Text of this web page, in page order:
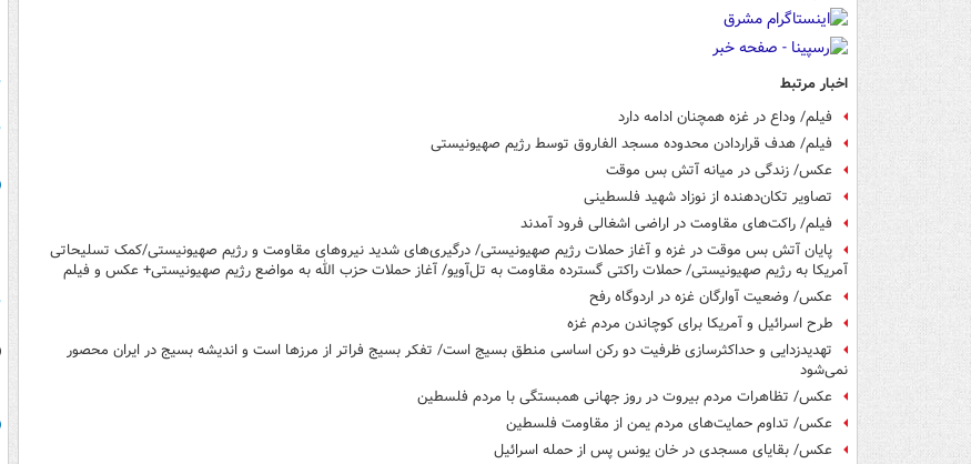
اخبار مرتبط
فیلم/ وداع در غزه همچنان ادامه دارد
فیلم/ هدف قراردادن محدوده مسجد الفاروق توسط رژیم صهیونیستی
عکس/ زندگی در میانه آتش بس موقت
تصاویر تکان‌دهنده از نوزاد شهید فلسطینی
فیلم/ راکت‌های مقاومت در اراضی اشغالی فرود آمدند
پایان آتش بس موقت در غزه و آغاز حملات رژیم صهیونیستی/ درگیری‌های شدید نیروهای مقاومت و رژیم صهیونیستی/کمک تسلیحاتی
آمریکا به رژیم صهیونیستی/ حملات راکتی گسترده مقاومت به تل‌آویو/ آغاز حملات حزب الله به مواضع رژیم صهیونیستی+ عکس و فیلم
عکس/ وضعیت آوارگان غزه در اردوگاه رفح
طرح اسرائیل و آمریکا برای کوچاندن مردم غزه
تهدیدزدایی و حداکثرسازی ظرفیت دو رکن اساسی منطق بسیج است/ تفکر بسیج فراتر از مرزها است و اندیشه بسیج در ایران محصور
نمی‌شود
عکس/ تظاهرات مردم بیروت در روز جهانی همبستگی با مردم فلسطین
عکس/ تداوم حمایت‌های مردم یمن از مقاومت فلسطین
عکس/ بقایای مسجدی در خان یونس پس از حمله اسرائیل